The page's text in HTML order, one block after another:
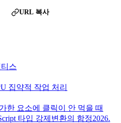
URL 복사
스
집약적 작업 처리
한 요소에 클릭이 안 먹을 때
타입 강제변환의 함정2026.